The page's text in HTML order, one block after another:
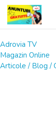
Adrovia TV
Magazin Online
Articole / Blog /